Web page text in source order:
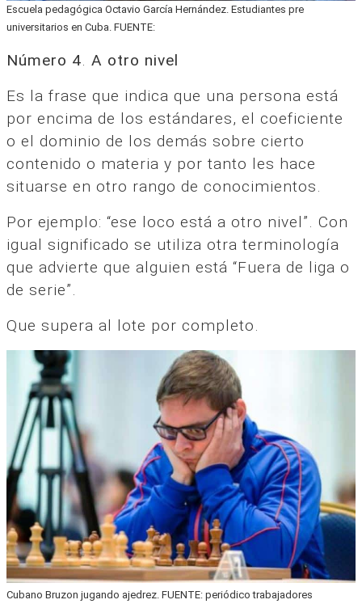
Escuela pedagógica Octavio García Hernández. Estudiantes pre
universitarios en Cuba. FUENTE:
Número 4 A otro nivel
Es la frase que indica que una persona está
por encima de los estándares, el coeficiente
o el dominio de los demás sobre cierto
contenido o materia y por tanto les hace
situarse en otro rango de conocimientos.
Por ejemplo: “ese loco está a otro nivel”. Con
igual significado se utiliza otra terminología
que advierte que alguien está “Fuera de liga o
de serie”.
Que supera al lote por completo.
Cubano Bruzon jugando ajedrez. FUENTE: periódico trabajadores